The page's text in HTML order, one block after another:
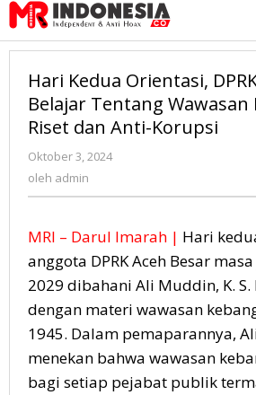
Lewati
ke
konten
Hari Kedua Orientasi,
Belajar Tentang Wawasan
Riset dan Anti-Korupsi
Oktober 3, 2024
oleh admin
MRI – Darul Imarah | Hari
anggota DPRK Aceh Besar
2029 dibahani Ali Muddin, K. S.
dengan materi wawasan
1945. Dalam pemaparannya,
menekan bahwa wawasan
bagi setiap pejabat publik